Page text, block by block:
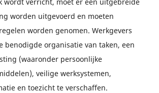
worden uitgevoerd en moeten
worden genomen. Werkgevers
benodigde organisatie van taken, een
(waaronder persoonlijke
veilige werksystemen,
en toezicht te verschaffen.